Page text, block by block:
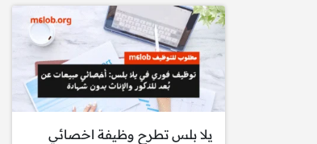
يلا بلس تطرح وظيفة اخصائي